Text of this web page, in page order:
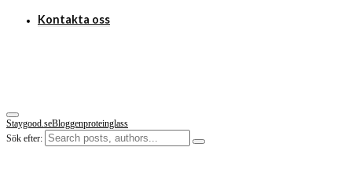
Kontakta oss
Staygood.seBloggenproteinglass
Sök efter: